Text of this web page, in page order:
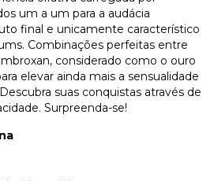
um a um para a audácia
final e unicamente característico
Combinações perfeitas entre
considerado como o ouro
elevar ainda mais a sensualidade
suas conquistas através de
Surpreenda-se!